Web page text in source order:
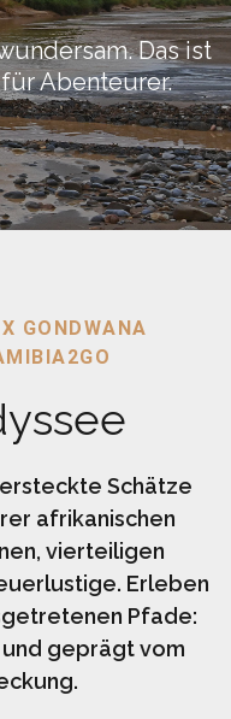
Das ist
Abenteurer.
GONDWANA
Schätze
afrikanischen
vierteiligen
Erleben
Pfade:
geprägt vom